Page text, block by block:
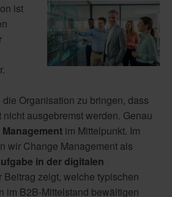
ist
Organisation zu bringen, dass
ausgebremst werden. Genau
im Mittelpunkt. Im
wir Change Management als
in der digitalen
Beitrag zeigt, welche typischen
im B2B-Mittelstand bewältigen